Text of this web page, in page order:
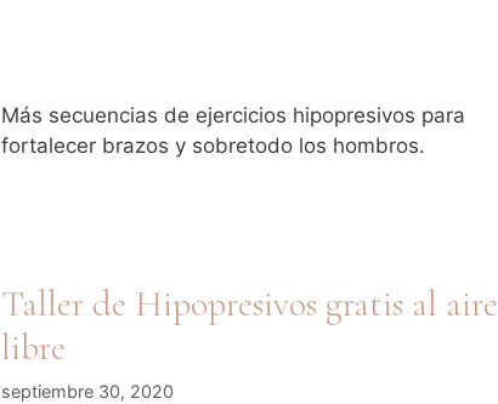
Más secuencias de ejercicios hipopresivos para
fortalecer brazos y sobretodo los hombros.
Taller de Hipopresivos gratis al aire
libre
septiembre 30, 2020